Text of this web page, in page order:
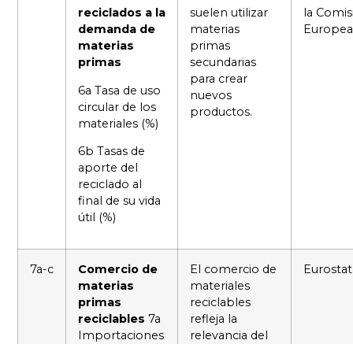
reciclados a la
demanda de
materias
primas
6a Tasa de uso
circular de los
materiales (%)
6b Tasas de
aporte del
reciclado al
final de su vida
útil (%)
suelen utilizar
materias
primas
secundarias
para crear
nuevos
productos.
la
Europea
7a-c
Comercio de
materias
primas
reciclables 7a
Importaciones
El comercio de
materiales
reciclables
refleja la
relevancia del
Eurostat